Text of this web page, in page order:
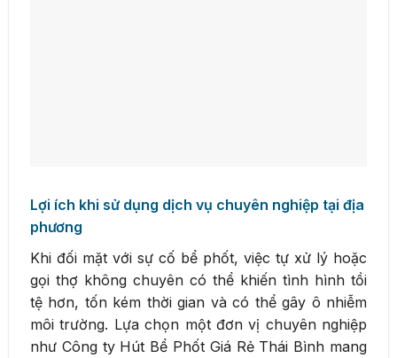
Lợi ích khi sử dụng dịch vụ chuyên nghiệp tại địa
phương
Khi đối mặt với sự cố bể phốt, việc tự xử lý hoặc
gọi thợ không chuyên có thể khiến tình hình tồi
tệ hơn, tốn kém thời gian và có thể gây ô nhiễm
môi trường. Lựa chọn một đơn vị chuyên nghiệp
như Công ty Hút Bể Phốt Giá Rẻ Thái Bình mang